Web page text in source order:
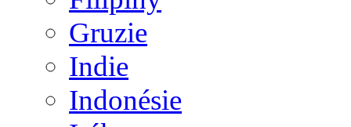
Gruzie
Indie
Indonésie